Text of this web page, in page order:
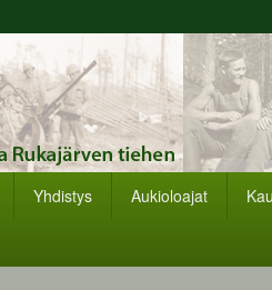
Yhdistys Aukioloajat